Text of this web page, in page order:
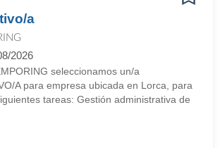
a
2026
seleccionamos un/a
A para empresa ubicada en Lorca, para
tareas: Gestión administrativa de